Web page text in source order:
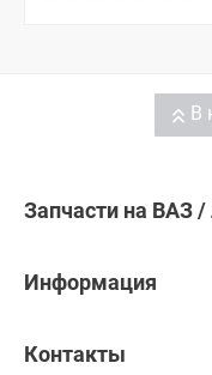
В
Запчасти на ВАЗ
Информация
Контакты